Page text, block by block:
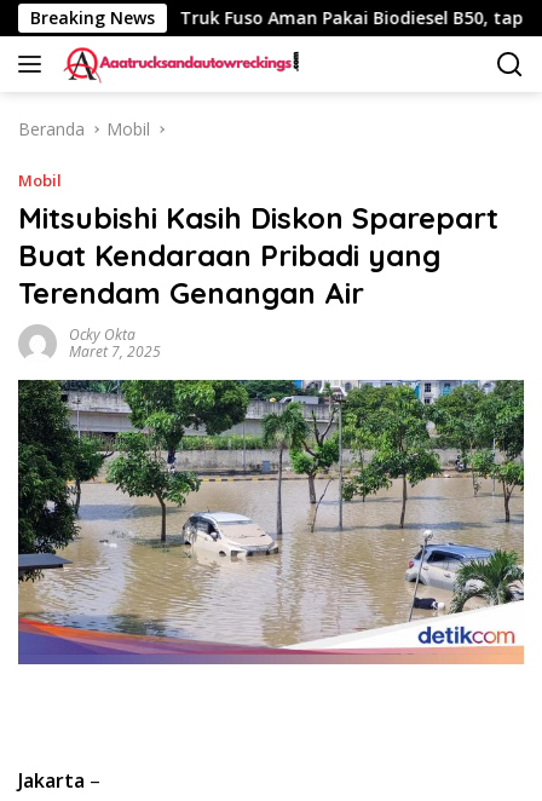
Langsung
ke
konten
Breaking News
Km Truk Fuso Aman Pakai Biodiesel B50, tapi Ada
Beranda Mobil
Mobil
Mitsubishi Kasih Diskon Sparepart
Buat Kendaraan Pribadi yang
Terendam Genangan Air
Ocky Okta
Maret 7, 2025
Jakarta –